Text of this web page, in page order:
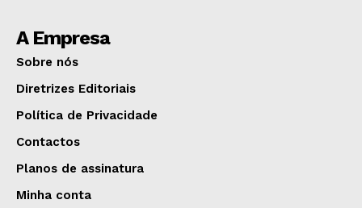
A Empresa
Sobre nós
Diretrizes Editoriais
Política de Privacidade
Contactos
Planos de assinatura
Minha conta